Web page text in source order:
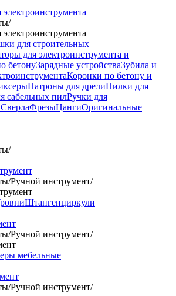
/
для строительных
для электроинструмента и
бетонуЗарядные устройстваЗубила и
Коронки по бетону и
Патроны для дрелиПилки для
сабельных пилРучки для
СверлаФрезыЦангиОригинальные
/
/Ручной инструмент/
Штангенциркули
/Ручной инструмент/
мебельные
/Ручной инструмент/